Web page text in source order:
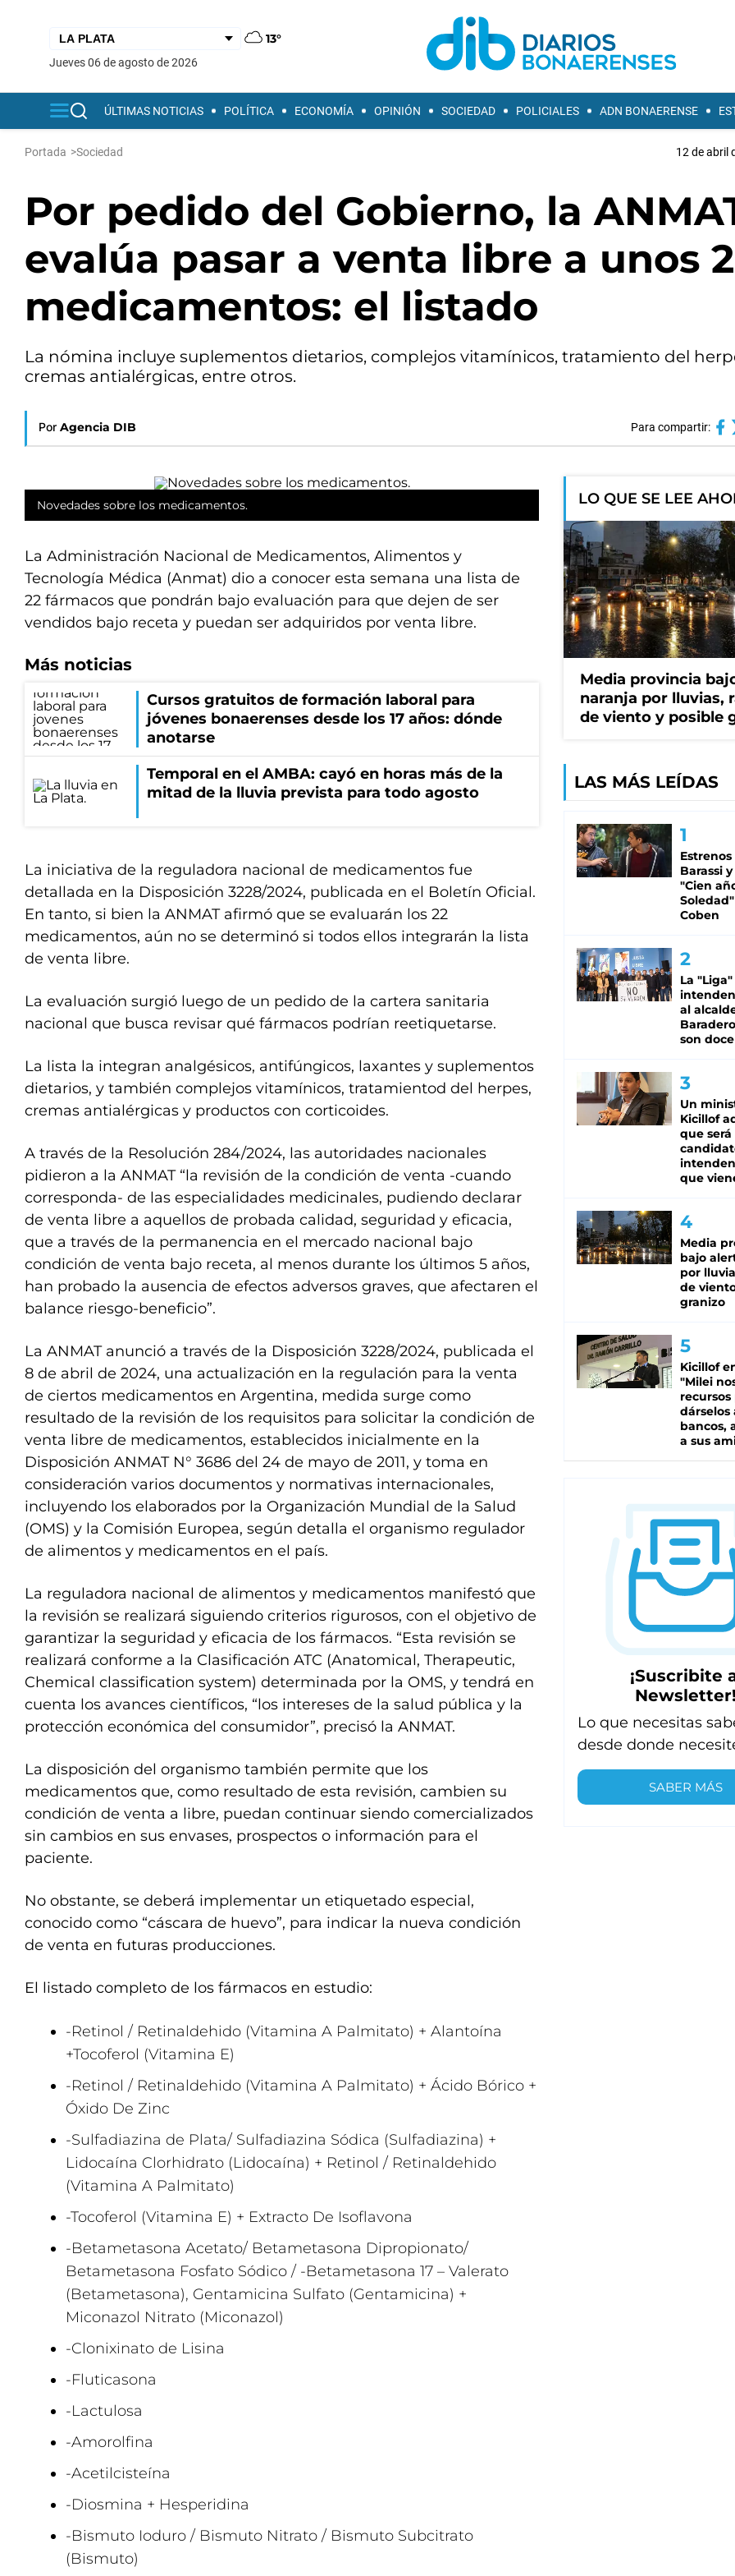
13°
jueves 06 de agosto de 2026
ÚLTIMAS NOTICIAS POLÍTICA ECONOMÍA OPINIÓN SOCIEDAD POLICIALES ADN BONAERENSE
Portada >Sociedad 12 de abril
Por pedido del Gobierno, la
evalúa pasar a venta libre a unos
medicamentos: el listado
La nómina incluye suplementos dietarios, complejos vitamínicos, tratamiento del
cremas antialérgicas, entre otros.
Por Agencia DIB Para compartir:
Novedades sobre los medicamentos.
La Administración Nacional de Medicamentos, Alimentos y
Tecnología Médica (Anmat) dio a conocer esta semana una lista de
22 fármacos que pondrán bajo evaluación para que dejen de ser
vendidos bajo receta y puedan ser adquiridos por venta libre.
Más noticias
Cursos gratuitos de formación laboral para
jóvenes bonaerenses desde los 17 años: dónde
anotarse
Temporal en el AMBA: cayó en horas más de la
mitad de la lluvia prevista para todo agosto
La iniciativa de la reguladora nacional de medicamentos fue
detallada en la Disposición 3228/2024, publicada en el Boletín Oficial.
En tanto, si bien la ANMAT afirmó que se evaluarán los 22
medicamentos, aún no se determinó si todos ellos integrarán la lista
de venta libre.
La evaluación surgió luego de un pedido de la cartera sanitaria
nacional que busca revisar qué fármacos podrían reetiquetarse.
La lista la integran analgésicos, antifúngicos, laxantes y suplementos
dietarios, y también complejos vitamínicos, tratamientod del herpes,
cremas antialérgicas y productos con corticoides.
A través de la Resolución 284/2024, las autoridades nacionales
pidieron a la ANMAT “la revisión de la condición de venta -cuando
corresponda- de las especialidades medicinales, pudiendo declarar
de venta libre a aquellos de probada calidad, seguridad y eficacia,
que a través de la permanencia en el mercado nacional bajo
condición de venta bajo receta, al menos durante los últimos 5 años,
han probado la ausencia de efectos adversos graves, que afectaren el
balance riesgo-beneficio”.
La ANMAT anunció a través de la Disposición 3228/2024, publicada el
8 de abril de 2024, una actualización en la regulación para la venta
de ciertos medicamentos en Argentina, medida surge como
resultado de la revisión de los requisitos para solicitar la condición de
venta libre de medicamentos, establecidos inicialmente en la
Disposición ANMAT N° 3686 del 24 de mayo de 2011, y toma en
consideración varios documentos y normativas internacionales,
incluyendo los elaborados por la Organización Mundial de la Salud
(OMS) y la Comisión Europea, según detalla el organismo regulador
de alimentos y medicamentos en el país.
La reguladora nacional de alimentos y medicamentos manifestó que
la revisión se realizará siguiendo criterios rigurosos, con el objetivo de
garantizar la seguridad y eficacia de los fármacos. “Esta revisión se
realizará conforme a la Clasificación ATC (Anatomical, Therapeutic,
Chemical classification system) determinada por la OMS, y tendrá en
cuenta los avances científicos, “los intereses de la salud pública y la
protección económica del consumidor”, precisó la ANMAT.
La disposición del organismo también permite que los
medicamentos que, como resultado de esta revisión, cambien su
condición de venta a libre, puedan continuar siendo comercializados
sin cambios en sus envases, prospectos o información para el
paciente.
No obstante, se deberá implementar un etiquetado especial,
conocido como “cáscara de huevo”, para indicar la nueva condición
de venta en futuras producciones.
El listado completo de los fármacos en estudio:
-Retinol / Retinaldehido (Vitamina A Palmitato) + Alantoína
+Tocoferol (Vitamina E)
-Retinol / Retinaldehido (Vitamina A Palmitato) + Ácido Bórico +
Óxido De Zinc
-Sulfadiazina de Plata/ Sulfadiazina Sódica (Sulfadiazina) +
Lidocaína Clorhidrato (Lidocaína) + Retinol / Retinaldehido
(Vitamina A Palmitato)
-Tocoferol (Vitamina E) + Extracto De Isoflavona
-Betametasona Acetato/ Betametasona Dipropionato/
Betametasona Fosfato Sódico / -Betametasona 17 – Valerato
(Betametasona), Gentamicina Sulfato (Gentamicina) +
Miconazol Nitrato (Miconazol)
-Clonixinato de Lisina
-Fluticasona
-Lactulosa
-Amorolfina
-Acetilcisteína
-Diosmina + Hesperidina
-Bismuto Ioduro / Bismuto Nitrato / Bismuto Subcitrato
(Bismuto)
LO QUE SE LEE
Media provincia
naranja por lluvias,
de viento y posible
LAS MÁS LEÍDAS
Estrenos
Barassi
"Cien
Coben
La
al
son doce
Un
Kicillof
que será
que
Media
bajo
por
de
granizo
Kicillof
"Milei
recursos
dárselos
bancos,
a sus
¡Suscribite
Newsletter!
Lo que necesitas
desde donde
SABER MÁS